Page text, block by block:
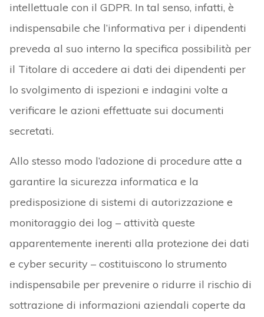
intellettuale con il GDPR. In tal senso, infatti, è
indispensabile che l’informativa per i dipendenti
preveda al suo interno la specifica possibilità per
il Titolare di accedere ai dati dei dipendenti per
lo svolgimento di ispezioni e indagini volte a
verificare le azioni effettuate sui documenti
secretati.
Allo stesso modo l’adozione di procedure atte a
garantire la sicurezza informatica e la
predisposizione di sistemi di autorizzazione e
monitoraggio dei log – attività queste
apparentemente inerenti alla protezione dei dati
e cyber security – costituiscono lo strumento
indispensabile per prevenire o ridurre il rischio di
sottrazione di informazioni aziendali coperte da